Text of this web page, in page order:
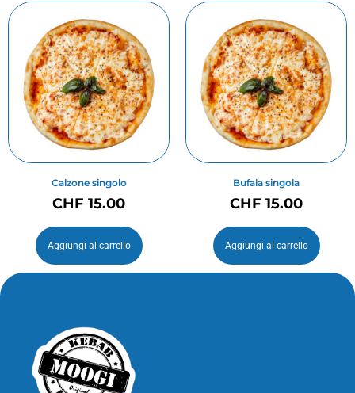
Calzone singolo
CHF 15.00
Aggiungi al carrello
Bufala singola
CHF 15.00
Aggiungi al carrello